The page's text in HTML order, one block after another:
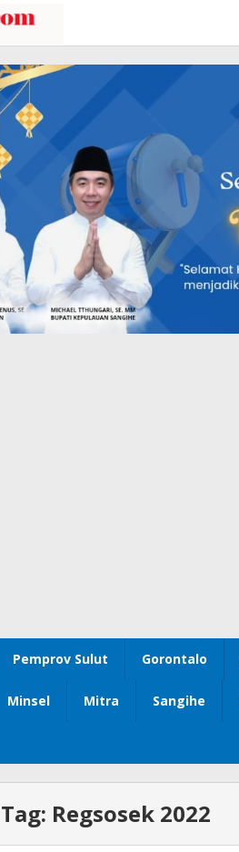
Pemprov Sulut Gorontalo
Minsel Mitra Sangihe
Tag: Regsosek 2022